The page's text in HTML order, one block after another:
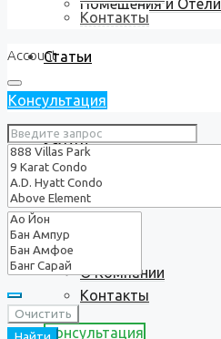
Помещения и Отели
Статьи
Услуги
О нас
О Компании
Контакты
Консультация
Контакты
Account
Консультация
Очистить